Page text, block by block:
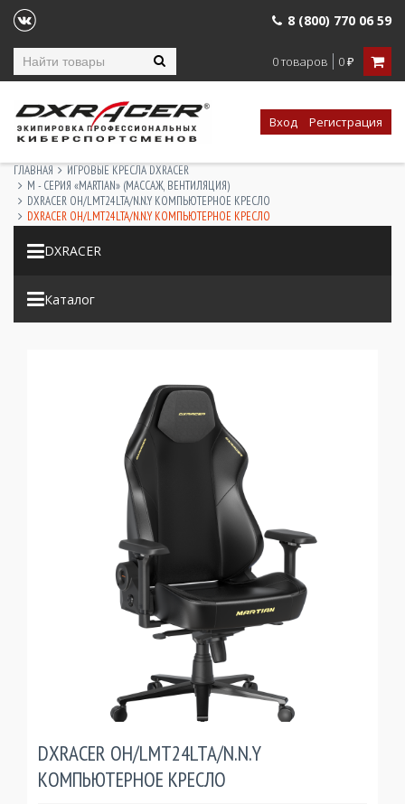
8 (800) 770 06 59
0 товаров 0₽
Вход Регистрация
DXRACER
ГЛАВНАЯ
ИГРОВЫЕ КРЕСЛА DXRACER
M - СЕРИЯ «MARTIAN» (МАССАЖ, ВЕНТИЛЯЦИЯ)
DXRACER OH/LMT24LTA/N.N.Y КОМПЬЮТЕРНОЕ КРЕСЛО
DXRACER OH/LMT24LTA/N.N.Y КОМПЬЮТЕРНОЕ КРЕСЛО
Каталог
DXRACER OH/LMT24LTA/N.N.Y
КОМПЬЮТЕРНОЕ КРЕСЛО